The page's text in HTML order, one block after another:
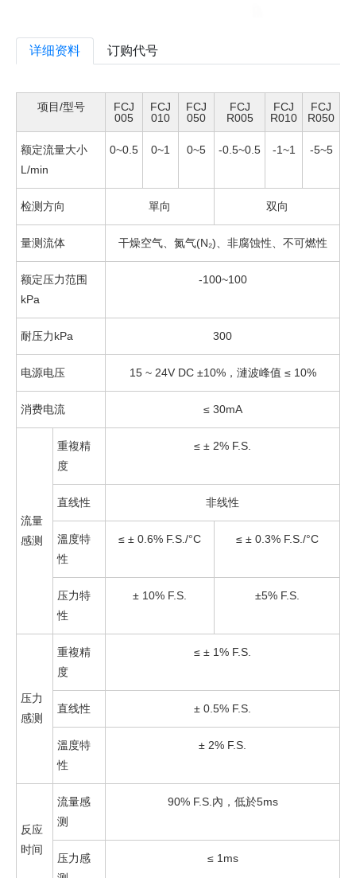
详细资料 订购代号
项目/型号
FCJ
005
FCJ
010
FCJ
050
FCJ
R005
FCJ
R010
FCJ
R050
额定流量大小
L/min
0~0.5 0~1 0~5 -0.5~0.5 -1~1 -5~5
检测方向 單向 双向
量测流体 干燥空气、氮气(N₂)、非腐蚀性、不可燃性
额定压力范围
kPa
-100~100
耐压力kPa 300
电源电压 15 ~ 24V DC ±10%，漣波峰值 ≤ 10%
消费电流 ≤ 30mA
流量
感测
重複精
度
≤ ± 2% F.S.
直线性 非线性
溫度特
性
≤ ± 0.6% F.S./°C ≤ ± 0.3% F.S./°C
压力特
性
± 10% F.S. ±5% F.S.
压力
感测
重複精
度
≤ ± 1% F.S.
直线性 ± 0.5% F.S.
溫度特
性
± 2% F.S.
反应
时间
流量感
测
90% F.S.內，低於5ms
压力感
≤ 1ms